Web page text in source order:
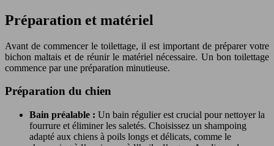
Préparation et matériel
Avant de commencer le toilettage, il est important de préparer votre
bichon maltais et de réunir le matériel nécessaire. Un bon toilettage
commence par une préparation minutieuse.
Préparation du chien
Bain préalable : Un bain régulier est crucial pour nettoyer la
fourrure et éliminer les saletés. Choisissez un shampoing
adapté aux chiens à poils longs et délicats, comme le